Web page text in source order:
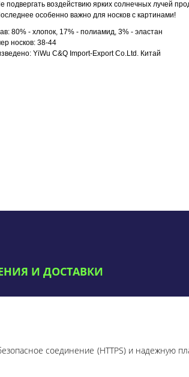
подвергать воздействию ярких солнечных лучей
особенно важно для носков с картинами!
80% - хлопок, 17% - полиамид, 3% - эластан
носков: 38-44
YiWu C&Q Import-Export Co.Ltd. Китай
И ДОСТАВКИ
соединение (HTTPS) и надежную